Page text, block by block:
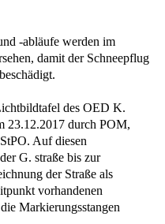
-abläufe werden im
damit der Schneepflug
des OED K.
23.12.2017 durch POM,
Auf diesen
G. straße bis zur
der Straße als
vorhandenen
Markierungsstangen